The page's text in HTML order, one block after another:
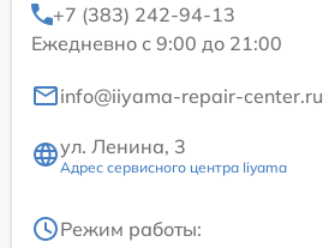
+7 (383) 242-94-13
Ежедневно с 9:00 до 21:00
info@iiyama-repair-center.ru
ул. Ленина, 3
Адрес сервисного центра Iiyama
Режим работы: